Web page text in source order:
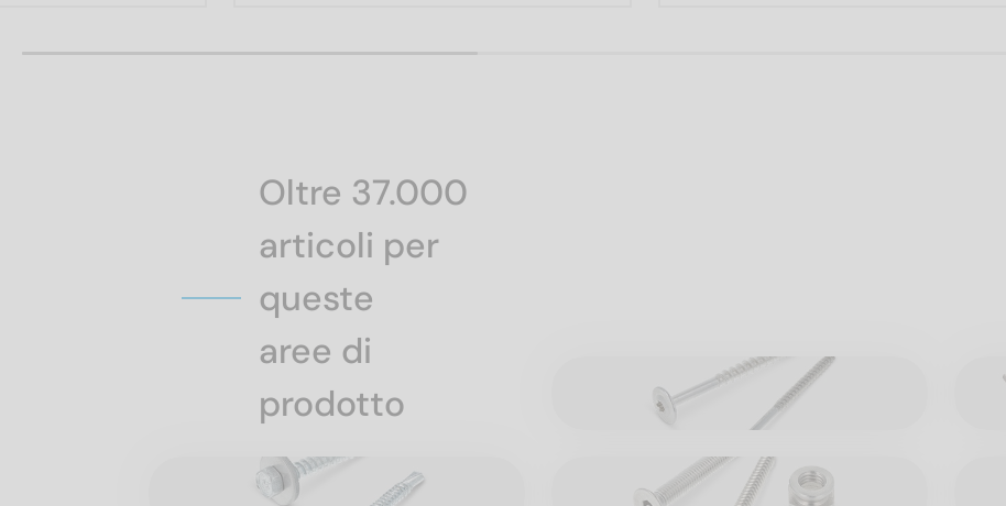
Oltre 37.000
articoli per ­
queste
aree di
prodotto